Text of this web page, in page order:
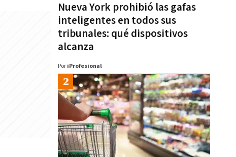
Nueva York prohibió las gafas
inteligentes en todos sus
tribunales: qué dispositivos
alcanza
Por iProfesional